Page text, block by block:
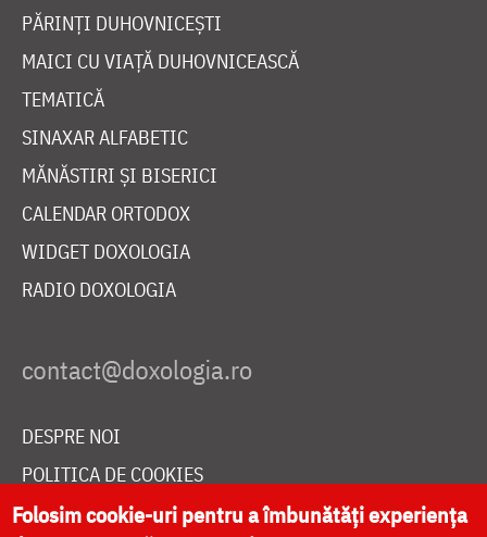
PĂRINȚI DUHOVNICEȘTI
MAICI CU VIAȚĂ DUHOVNICEASCĂ
TEMATICĂ
SINAXAR ALFABETIC
MĂNĂSTIRI ȘI BISERICI
CALENDAR ORTODOX
WIDGET DOXOLOGIA
RADIO DOXOLOGIA
DESPRE NOI
POLITICA DE COOKIES
DONEAZĂ ONLINE PENTRU CATEDRALA NAȚIONALĂ
Folosim cookie-uri pentru a îmbunătăți experiența